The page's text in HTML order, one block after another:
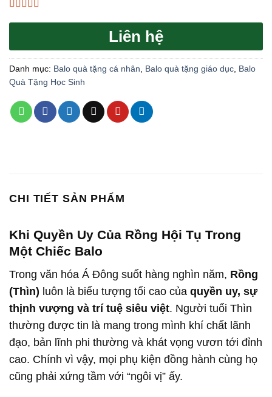
Liên hệ
Danh mục: Balo quà tặng cá nhân, Balo quà tặng giáo dục, Balo
Quà Tặng Học Sinh
CHI TIẾT SẢN PHẨM
Khi Quyền Uy Của Rồng Hội Tụ Trong
Một Chiếc Balo
Trong văn hóa Á Đông suốt hàng nghìn năm, Rồng
(Thìn) luôn là biểu tượng tối cao của quyền uy, sự
thịnh vượng và trí tuệ siêu việt. Người tuổi Thìn
thường được tin là mang trong mình khí chất lãnh
đạo, bản lĩnh phi thường và khát vọng vươn tới đỉnh
cao. Chính vì vậy, mọi phụ kiện đồng hành cùng họ
cũng phải xứng tầm với “ngôi vị” ấy.